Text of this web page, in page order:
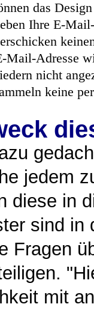
das
Ihre E-
Mail-Adresse
nicht
keine
jedem
diese in
sind in
Fragen
mit